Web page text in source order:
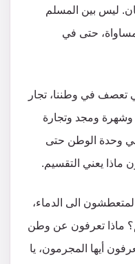
ليس بين المسلم
حتى في
تعصف في وطننا، تجار
وشهرة ومجد وتجارة
وحدة الوطن حتى
ماذا يعني التقسيم.
الى الدماء،
ماذا تعرفون عن وطن
أيها المجرمون، يا